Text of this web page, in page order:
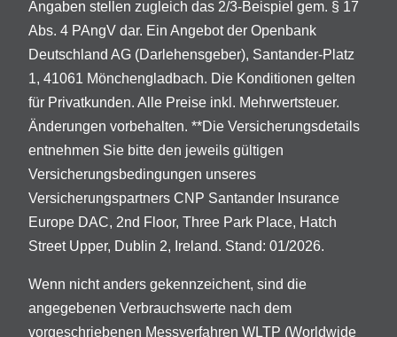
Angaben stellen zugleich das 2/3-Beispiel gem. § 17
Abs. 4 PAngV dar. Ein Angebot der Openbank
Deutschland AG (Darlehensgeber), Santander-Platz
1, 41061 Mönchengladbach. Die Konditionen gelten
für Privatkunden. Alle Preise inkl. Mehrwertsteuer.
Änderungen vorbehalten. **Die Versicherungsdetails
entnehmen Sie bitte den jeweils gültigen
Versicherungsbedingungen unseres
Versicherungspartners CNP Santander Insurance
Europe DAC, 2nd Floor, Three Park Place, Hatch
Street Upper, Dublin 2, Ireland. Stand: 01/2026.
Wenn nicht anders gekennzeichent, sind die
angegebenen Verbrauchswerte nach dem
vorgeschriebenen Messverfahren WLTP (Worldwide